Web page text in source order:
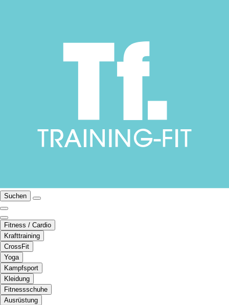
Suchen
Fitness / Cardio
Krafttraining
CrossFit
Yoga
Kampfsport
Kleidung
Fitnessschuhe
Ausrüstung